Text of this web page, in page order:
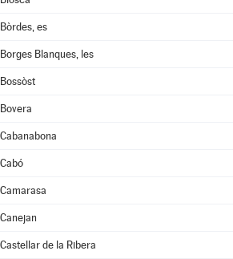
Bòrdes, es
Borges Blanques, les
Bossòst
Bovera
Cabanabona
Cabó
Camarasa
Canejan
Castellar de la Ribera